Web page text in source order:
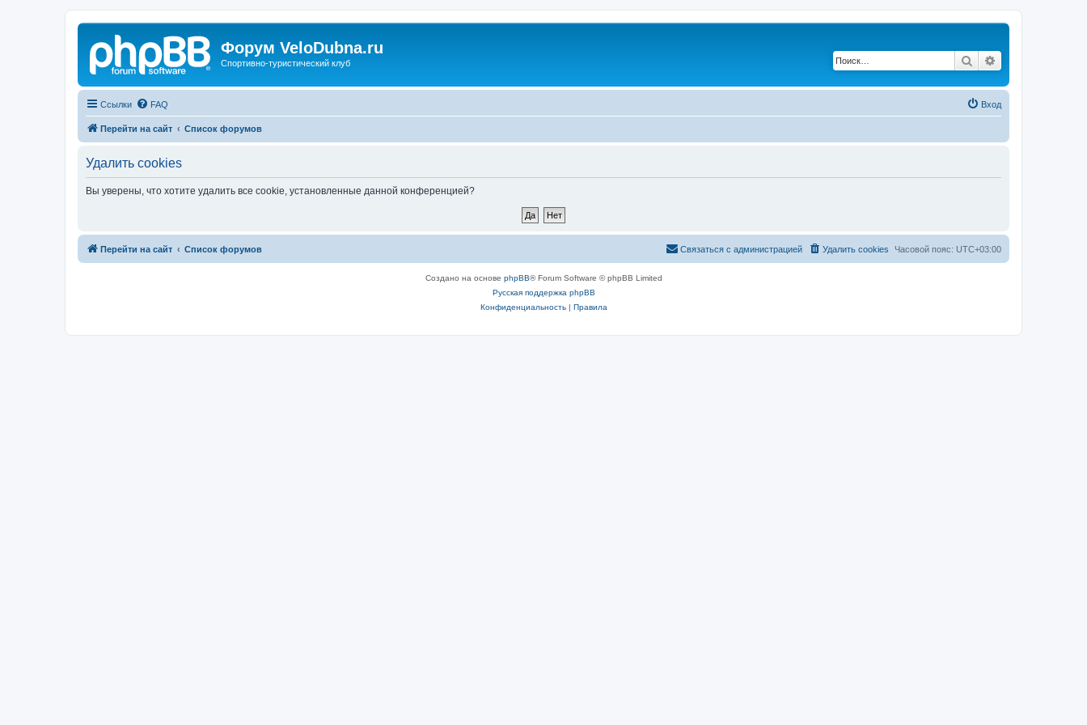
Форум VeloDubna.ru
Спортивно-туристический клуб Поиск
Ссылки FAQ Вход
Перейти на сайт Список форумов
Удалить cookies
Вы уверены, что хотите удалить все cookie, установленные данной конференцией?
Перейти на сайт Список форумов Часовой пояс: UTC+03:00
Удалить cookies
Связаться с администрацией
Создано на основе phpBB® Forum Software © phpBB Limited
Русская поддержка phpBB
Конфиденциальность| Правила